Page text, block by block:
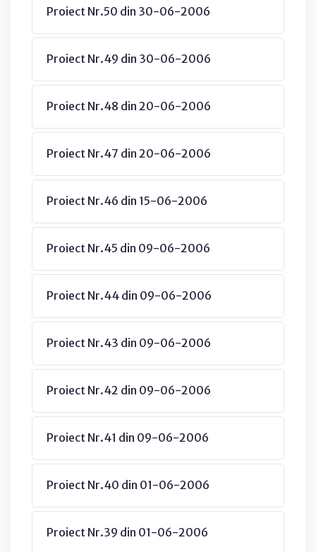
Proiect Nr.50 din 30-06-2006
Proiect Nr.49 din 30-06-2006
Proiect Nr.48 din 20-06-2006
Proiect Nr.47 din 20-06-2006
Proiect Nr.46 din 15-06-2006
Proiect Nr.45 din 09-06-2006
Proiect Nr.44 din 09-06-2006
Proiect Nr.43 din 09-06-2006
Proiect Nr.42 din 09-06-2006
Proiect Nr.41 din 09-06-2006
Proiect Nr.40 din 01-06-2006
Proiect Nr.39 din 01-06-2006